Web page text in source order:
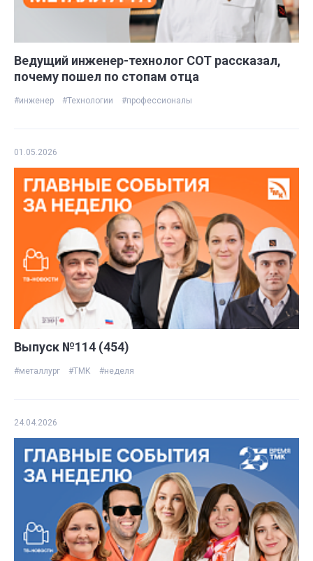
Ведущий инженер-технолог СОТ рассказал,
почему пошел по стопам отца
#инженер #Технологии #профессионалы
01.05.2026
Выпуск №114 (454)
#металлург #ТМК #неделя
24.04.2026